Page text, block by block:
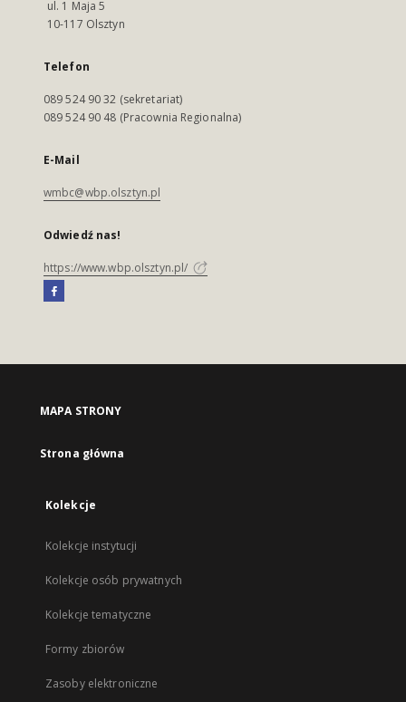
ul. 1 Maja 5
10-117 Olsztyn
Telefon
089 524 90 32 (sekretariat)
089 524 90 48 (Pracownia Regionalna)
E-Mail
wmbc@wbp.olsztyn.pl
Odwiedź nas!
https://www.wbp.olsztyn.pl/
MAPA STRONY
Strona główna
Kolekcje
Kolekcje instytucji
Kolekcje osób prywatnych
Kolekcje tematyczne
Formy zbiorów
Zasoby elektroniczne